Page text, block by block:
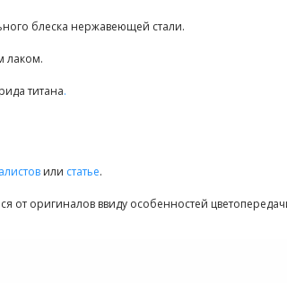
блеска нержавеющей стали.
лаком.
титана.
или статье.
от оригиналов ввиду особенностей